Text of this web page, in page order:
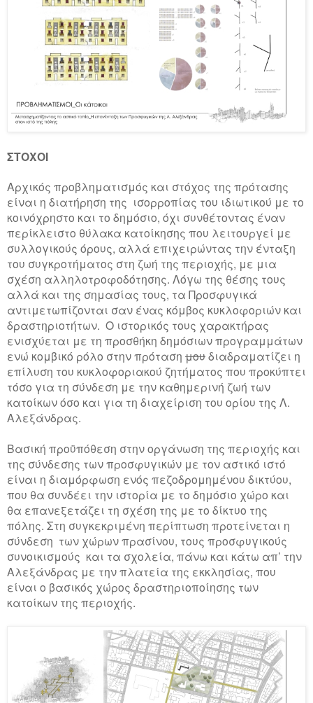
ΣΤΟΧΟΙ
Αρχικός προβληματισμός και στόχος της πρότασης
είναι η διατήρηση της ισορροπίας του ιδιωτικού με το
κοινόχρηστο και το δημόσιο, όχι συνθέτοντας έναν
περίκλειστο θύλακα κατοίκησης που λειτουργεί με
συλλογικούς όρους, αλλά επιχειρώντας την ένταξη
του συγκροτήματος στη ζωή της περιοχής, με μια
σχέση αλληλοτροφοδότησης. Λόγω της θέσης τους
αλλά και της σημασίας τους, τα Προσφυγικά
αντιμετωπίζονται σαν ένας κόμβος κυκλοφοριών και
δραστηριοτήτων. Ο ιστορικός τους χαρακτήρας
ενισχύεται με τη προσθήκη δημόσιων προγραμμάτων
ενώ κομβικό ρόλο στην πρόταση μουδιαδραματίζει η
επίλυση του κυκλοφοριακού ζητήματος που προκύπτει
τόσο για τη σύνδεση με την καθημερινή ζωή των
κατοίκων όσο και για τη διαχείριση του ορίου της Λ.
Αλεξάνδρας.
Βασική προϋπόθεση στην οργάνωση της περιοχής και
της σύνδεσης των προσφυγικών με τον αστικό ιστό
είναι η διαμόρφωση ενός πεζοδρομημένου δικτύου,
που θα συνδέει την ιστορία με το δημόσιο χώρο και
θα επανεξετάζει τη σχέση της με το δίκτυο της
πόλης. Στη συγκεκριμένη περίπτωση προτείνεται η
σύνδεση των χώρων πρασίνου, τους προσφυγικούς
συνοικισμούς και τα σχολεία, πάνω και κάτω απ’ την
Αλεξάνδρας με την πλατεία της εκκλησίας, που
είναι ο βασικός χώρος δραστηριοποίησης των
κατοίκων της περιοχής.